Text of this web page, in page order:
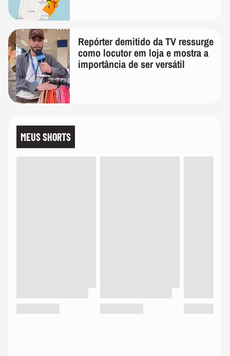
Repórter demitido da TV ressurge
como locutor em loja e mostra a
importância de ser versátil
MEUS SHORTS